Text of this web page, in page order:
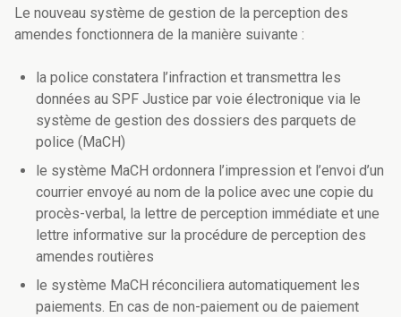
Le nouveau système de gestion de la perception des
amendes fonctionnera de la manière suivante :
la police constatera l’infraction et transmettra les
données au SPF Justice par voie électronique via le
système de gestion des dossiers des parquets de
police (MaCH)
le système MaCH ordonnera l’impression et l’envoi d’un
courrier envoyé au nom de la police avec une copie du
procès-verbal, la lettre de perception immédiate et une
lettre informative sur la procédure de perception des
amendes routières
le système MaCH réconciliera automatiquement les
paiements. En cas de non-paiement ou de paiement